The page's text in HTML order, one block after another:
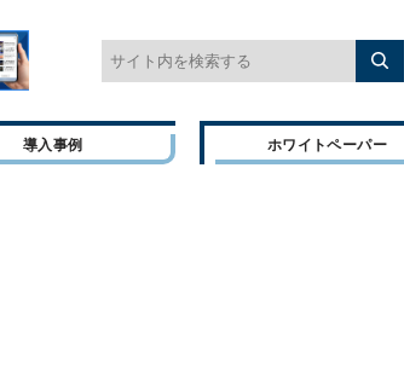
導入事例 ホワイトペーパー